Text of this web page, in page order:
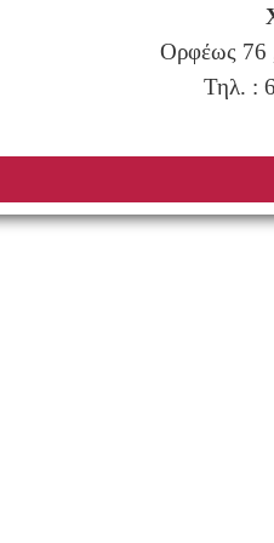
Ορφέως 76
Τηλ. :